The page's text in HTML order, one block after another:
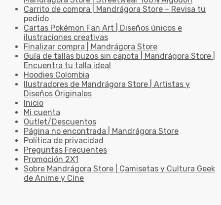
Carrito de compra | Mandrágora Store – Revisa tu
pedido
Cartas Pokémon Fan Art | Diseños únicos e
ilustraciones creativas
Finalizar compra | Mandrágora Store
Guía de tallas buzos sin capota | Mandrágora Store |
Encuentra tu talla ideal
Hoodies Colombia
Ilustradores de Mandrágora Store | Artistas y
Diseños Originales
Inicio
Mi cuenta
Outlet/Descuentos
Página no encontrada | Mandrágora Store
Política de privacidad
Preguntas Frecuentes
Promoción 2X1
Sobre Mandrágora Store | Camisetas y Cultura Geek
de Anime y Cine